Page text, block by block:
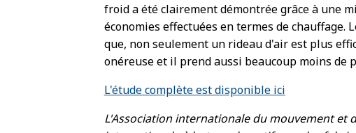
froid a été clairement démontrée grâce à une
économies effectuées en termes de chauffage.
que, non seulement un rideau d'air est plus
onéreuse et il prend aussi beaucoup moins de
L'étude complète est disponible ici
L'Association internationale du mouvement et